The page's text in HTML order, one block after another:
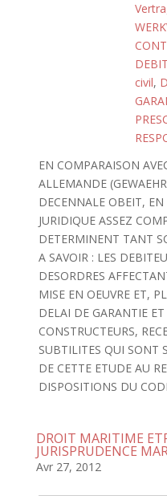
civil,
EN COMPARAISON
ALLEMANDE
DECENNALE OBEIT,
JURIDIQUE ASSEZ
DETERMINENT TANT
A SAVOIR : LES
DESORDRES
MISE EN OEUVRE ET,
DELAI DE GARANTIE
CONSTRUCTEURS,
SUBTILITES QUI SONT
DE CETTE ETUDE AU
DISPOSITIONS DU
DROIT MARITIME
JURISPRUDENCE
Avr 27, 2012